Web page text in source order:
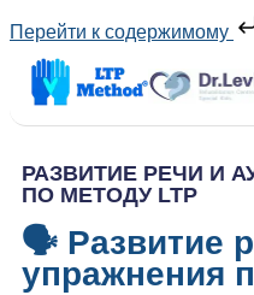
Перейти к содержимому
РАЗВИТИЕ РЕЧИ И
ПО МЕТОДУ LTP
🗣 Развитие
упражнения